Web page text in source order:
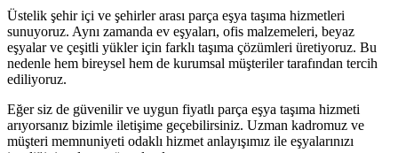
Üstelik şehir içi ve şehirler arası parça eşya taşıma hizmetleri
sunuyoruz. Aynı zamanda ev eşyaları, ofis malzemeleri, beyaz
eşyalar ve çeşitli yükler için farklı taşıma çözümleri üretiyoruz. Bu
nedenle hem bireysel hem de kurumsal müşteriler tarafından tercih
ediliyoruz.
Eğer siz de güvenilir ve uygun fiyatlı parça eşya taşıma hizmeti
arıyorsanız bizimle iletişime geçebilirsiniz. Uzman kadromuz ve
müşteri memnuniyeti odaklı hizmet anlayışımız ile eşyalarınızı